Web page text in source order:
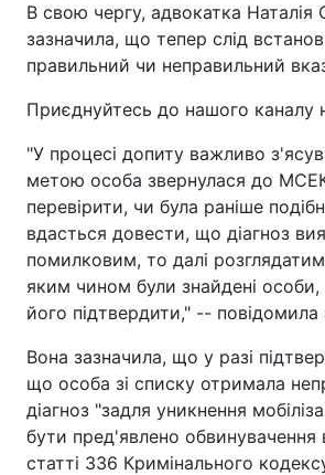
В свою чергу, адвокатка Наталія
зазначила, що тепер слід
правильний чи неправильний
Приєднуйтесь до нашого каналу
"У процесі допиту важливо
метою особа звернулася до
перевірити, чи була раніше
вдасться довести, що діагноз
помилковим, то далі
яким чином були знайдені особи,
його підтвердити," -- повідомила
Вона зазначила, що у разі
що особа зі списку отримала
діагноз "задля уникнення
бути пред'явлено обвинувачення
статті 336 Кримінального